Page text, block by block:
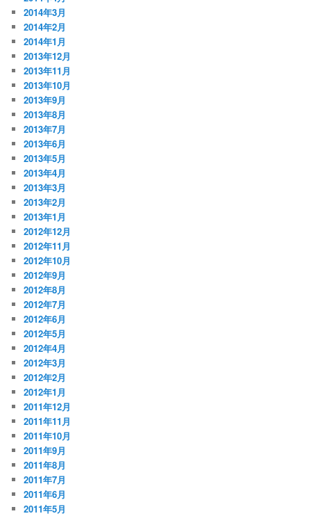
2014年3月
2014年2月
2014年1月
2013年12月
2013年11月
2013年10月
2013年9月
2013年8月
2013年7月
2013年6月
2013年5月
2013年4月
2013年3月
2013年2月
2013年1月
2012年12月
2012年11月
2012年10月
2012年9月
2012年8月
2012年7月
2012年6月
2012年5月
2012年4月
2012年3月
2012年2月
2012年1月
2011年12月
2011年11月
2011年10月
2011年9月
2011年8月
2011年7月
2011年6月
2011年5月